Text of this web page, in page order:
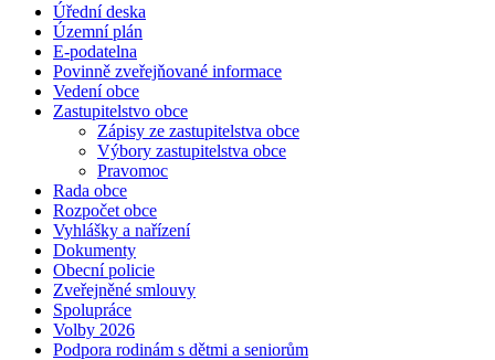
Úřední deska
Územní plán
E-podatelna
Povinně zveřejňované informace
Vedení obce
Zastupitelstvo obce
Zápisy ze zastupitelstva obce
Výbory zastupitelstva obce
Pravomoc
Rada obce
Rozpočet obce
Vyhlášky a nařízení
Dokumenty
Obecní policie
Zveřejněné smlouvy
Spolupráce
Volby 2026
Podpora rodinám s dětmi a seniorům